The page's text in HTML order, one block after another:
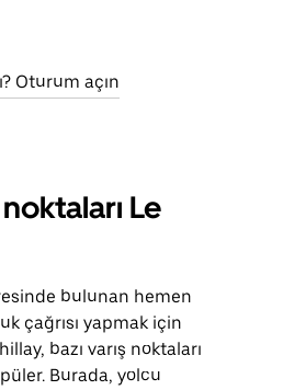
Oturum açın
Le
bulunan hemen
çağrısı yapmak için
bazı varış noktaları
Burada, yolcu